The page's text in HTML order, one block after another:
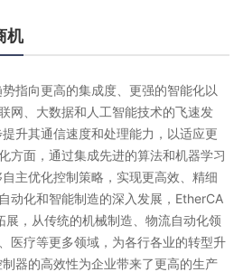
机
指向更高的集成度、更强的智能化以
网、大数据和人工智能技术的飞速发
升其通信速度和处理能力，以适应更
方面，通过集成先进的算法和机器学习
主优化控制策略，实现更高效、精细
动化和智能制造的深入发展，EtherCA
，从传统的机械制造、物流自动化领
医疗等更多领域，为各行各业的转型升
器的高效性为企业带来了更高的生产